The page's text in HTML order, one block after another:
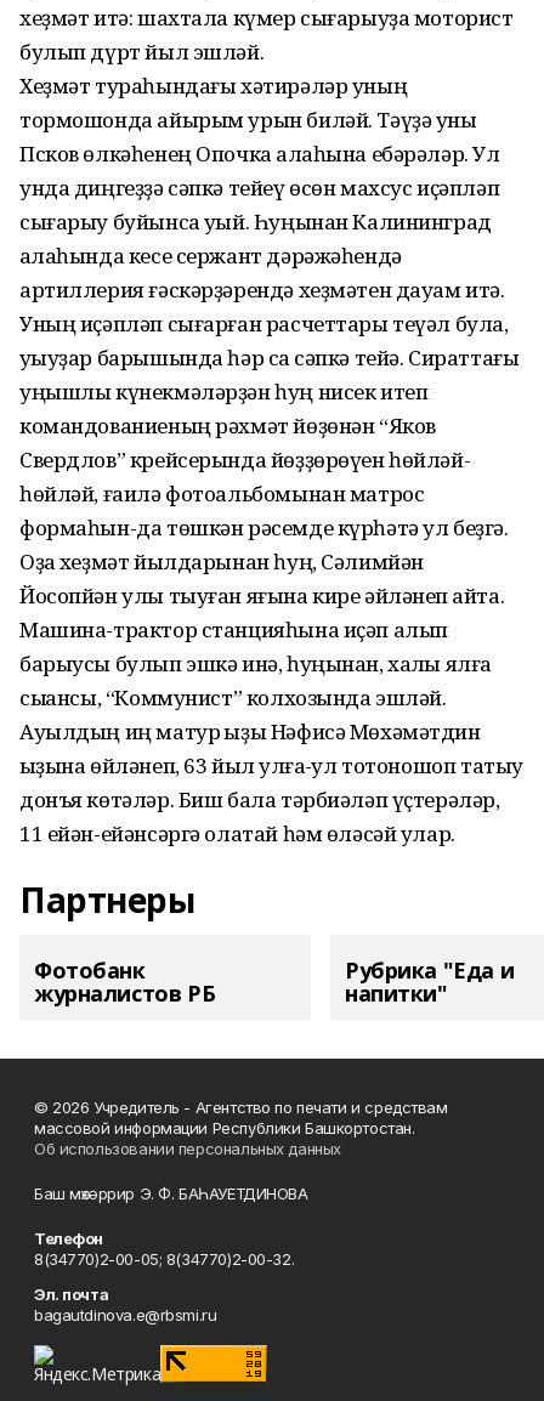
хеҙмәт итә: шахтала күмер сығарыуҙа моторист
булып дүрт йыл эшләй.
Хеҙмәт тураһындағы хәтирәләр уның
тормошонда айырым урын биләй. Тәүҙә уны
Псков өлкәһенең Опочка ҡалаһына ебәрәләр. Ул
унда диңгеҙҙә сәпкә тейеү өсөн махсус иҫәпләп
сығарыу буйынса уҡый. Һуңынан Калининград
ҡалаһында кесе сержант дәрәжәһендә
артиллерия ғәскәрҙәрендә хеҙмәтен дауам итә.
Уның иҫәпләп сығарған расчеттары теүәл була,
уҡыуҙар барышында һәр саҡ сәпкә тейә. Сираттағы
уңышлы күнекмәләрҙән һуң нисек итеп
командованиеның рәхмәт йөҙөнән “Яков
Свердлов” крейсерында йөҙҙөрөүен һөйләй-
һөйләй, ғаилә фотоальбомынан матрос
формаһын-да төшкән рәсемде күрһәтә ул беҙгә.
Оҙаҡ хеҙмәт йылдарынан һуң, Сәлимйән
Йосопйән улы тыуған яғына кире әйләнеп ҡайта.
Машина-трактор станцияһына иҫәп алып
барыусы булып эшкә инә, һуңынан, хаҡлы ялға
сыҡҡансы, “Коммунист” колхозында эшләй.
Ауылдың иң матур ҡыҙы Нәфисә Мөхәмәтдин
ҡыҙына өйләнеп, 63 йыл ҡулға-ҡул тотоношоп татыу
донъя көтәләр. Биш бала тәрбиәләп үҫтерәләр,
11 ейән-ейәнсәргә олатай һәм өләсәй улар.
Партнеры
Фотобанк
журналистов РБ
Рубрика "Еда и
напитки"
© 2026 Учредитель - Агентство по печати и средствам
массовой информации Республики Башкортостан.
Об использовании персональных данных
Баш мөхәррир Э. Ф. БАҺАУЕТДИНОВА
Телефон
8(34770)2-00-05; 8(34770)2-00-32.
Эл. почта
bagautdinova.e@rbsmi.ru